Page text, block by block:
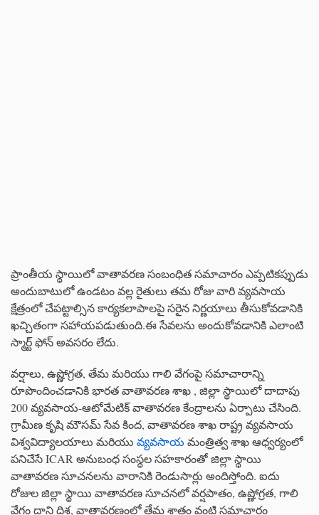
ప్రాంతీయ స్థాయిలో వాతావరణ సంబంధిత సమాచారం ఎప్పటికప్పుడు
అందుబాటులో ఉండటం వల్ల రైతులు తమ రోజు వారి వ్యవసాయ
క్షేత్రంలో చేపట్టాల్సిన కార్యకలాపాలపై సరైన నిర్ణయాలు తీసుకోవడానికి
ఖచ్చితంగా సహాయపడుతుంది.ఈ సేవలను అందుకోవడానికి ఎలాంటి
స్మార్ట్ ఫోన్ అవసరం లేదు.
వర్షాలు, ఉష్ణోగ్రత, తేమ మరియు గాలి వేగంపై సమాచారాన్ని
రూపొందించడానికి భారత వాతావరణ శాఖ , జిల్లా స్థాయిలో దాదాపు
200 వ్యవసాయ-ఆటోమేటిక్ వాతావరణ కేంద్రాలను ఏర్పాటు చేసింది.
గ్రామీణ కృషి మౌసమ్ సేవ కింద, వాతావరణ శాఖ రాష్ట్ర వ్యవసాయ
విశ్వవిద్యాలయాలు మరియు వ్యవసాయ మంత్రిత్వ శాఖ ఆధ్వర్యంలో
పనిచేసే ICAR అనుబంధ సంస్థల సహకారంతో జిల్లా స్థాయి
వాతావరణ సూచనలను వారానికి రెండుసార్లు అందిస్తోంది. ఐదు
రోజుల జిల్లా స్థాయి వాతావరణ సూచనలో వర్షపాతం, ఉష్ణోగ్రత, గాలి
వేగం దాని దిశ, వాతావరణంలో తేమ శాతం వంటి సమాచారం